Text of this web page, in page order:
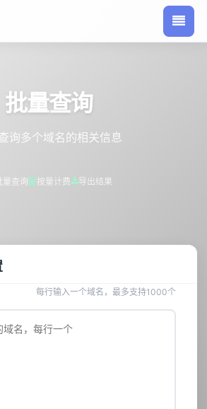
批量查询
询多个域名的相关信息
量查询 按量计费 导出结果
每行输入一个域名，最多支持1000个